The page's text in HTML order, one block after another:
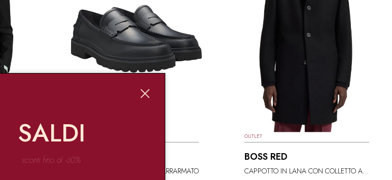
OUTLET
BOSS RED
MOCASSINI IN PELLE CON CARRARMATO
OUTLET
BOSS RED
CAPPOTTO IN LANA CON COLLETTO ALLA COREANA
SALDI
sconti fino al -60%